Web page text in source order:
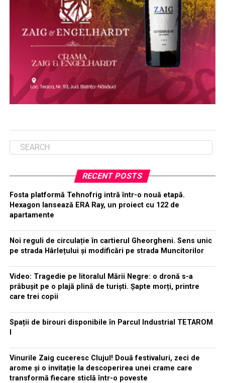
RECENT POSTS
Fosta platformă Tehnofrig intră într-o nouă etapă.
Hexagon lansează ERA Ray, un proiect cu 122 de
apartamente
Noi reguli de circulație în cartierul Gheorgheni. Sens unic
pe strada Hârlețului și modificări pe strada Muncitorilor
Video: Tragedie pe litoralul Mării Negre: o dronă s-a
prăbușit pe o plajă plină de turiști. Șapte morți, printre
care trei copii
Spații de birouri disponibile în Parcul Industrial TETAROM
Vinurile Zaig cuceresc Clujul! Două festivaluri, zeci de
arome și o invitație la descoperirea unei crame care
transformă fiecare sticlă într-o poveste